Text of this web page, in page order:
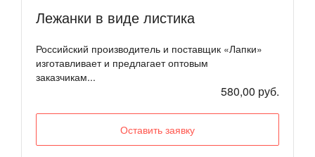
Лежанки в виде листика
Российский производитель и поставщик «Лапки»
изготавливает и предлагает оптовым
заказчикам...
580,00 руб.
Оставить заявку